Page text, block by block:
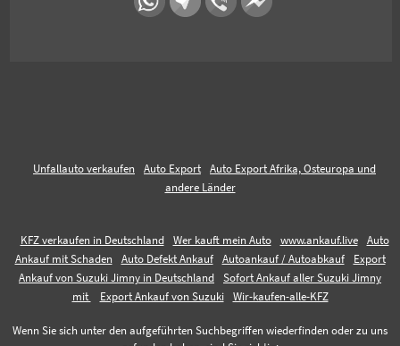
Unfallauto verkaufen Auto Export
Auto Export Afrika, Osteuropa und
andere Länder
KFZ verkaufen in Deutschland Wer kauft mein Auto www.ankauf.live
Auto
Ankauf mit Schaden
Auto Defekt Ankauf Autoankauf / Autoabkauf
Export
Ankauf von Suzuki Jimny in Deutschland
Sofort Ankauf aller Suzuki Jimny
mit
Export Ankauf von Suzuki Wir-kaufen-alle-KFZ
Wenn Sie sich unter den aufgeführten Suchbegriffen wiederfinden oder zu uns